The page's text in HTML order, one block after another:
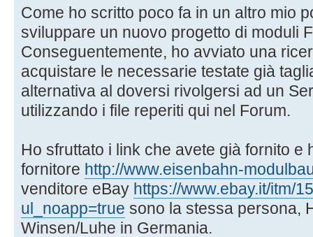
Come ho scritto poco fa in un altro mio
sviluppare un nuovo progetto di moduli
Conseguentemente, ho avviato una
acquistare le necessarie testate già
alternativa al doversi rivolgersi ad un
utilizzando i file reperiti qui nel Forum.
Ho sfruttato i link che avete già fornito e
fornitore http://www.eisenbahn-
venditore eBay https://www.ebay.it/itm/
ul_noapp=true sono la stessa persona,
Winsen/Luhe in Germania.